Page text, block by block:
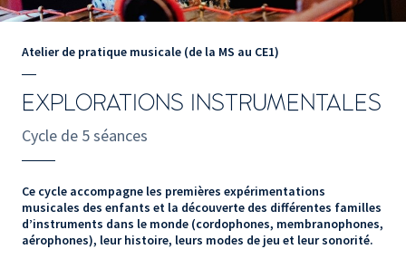
Atelier de pratique musicale (de la MS au CE1)
EXPLORATIONS INSTRUMENTALES
Cycle de 5 séances
Ce cycle accompagne les premières expérimentations
musicales des enfants et la découverte des différentes familles
d’instruments dans le monde (cordophones, membranophones,
aérophones), leur histoire, leurs modes de jeu et leur sonorité.